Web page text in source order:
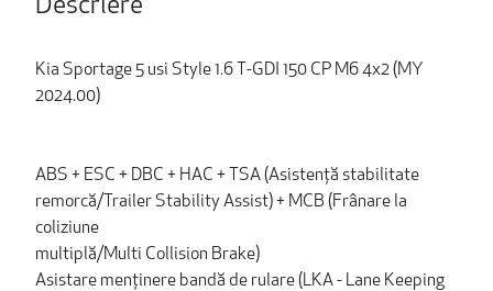
Descriere
Kia Sportage 5 usi Style 1.6 T-GDI 150 CP M6 4x2 (MY
2024.00)
ABS + ESC + DBC + HAC + TSA (Asistenţă stabilitate
remorcă/Trailer Stability Assist) + MCB (Frânare la
coliziune
multiplă/Multi Collision Brake)
Asistare menţinere bandă de rulare (LKA - Lane Keeping